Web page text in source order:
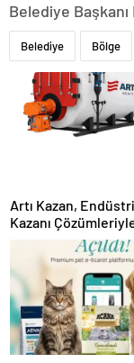
Belediye
Belediye Bölge
Artı Kazan,
Kazanı
Tesislerine Verimli
Sunuyor